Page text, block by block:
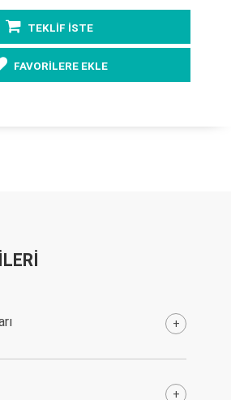
TEKLİF İSTE
FAVORİLERE EKLE
+
+